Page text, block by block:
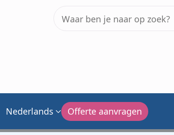
Nederlands Offerte aanvragen